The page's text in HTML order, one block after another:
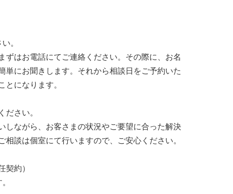
。
ずはお電話にてご連絡ください。その際に、お名
単にお聞きします。それから相談日をご予約いた
とになります。
ださい。
しながら、お客さまの状況やご要望に合った解決
談は個室にて行いますので、ご安心ください。
契約）